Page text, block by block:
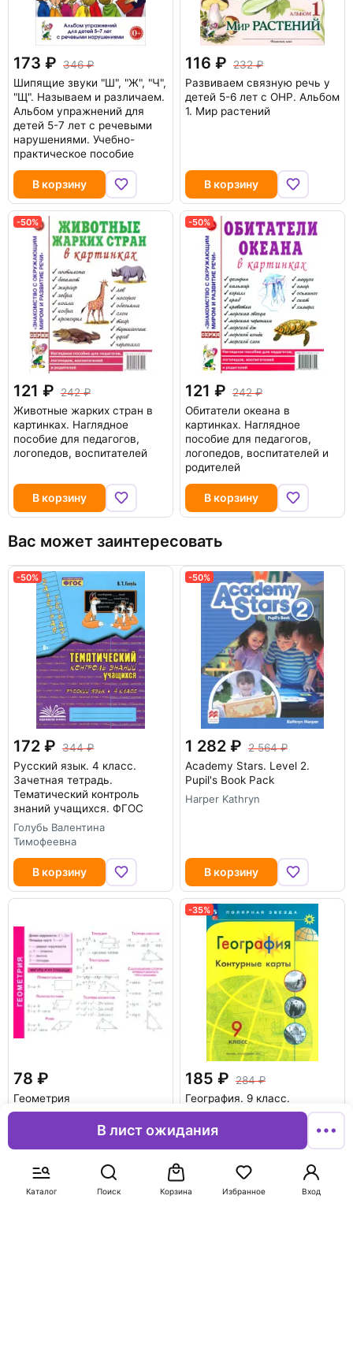
Каталог Поиск Вход
Избранное
Корзина
В лист ожидания
173
346
Шипящие звуки "Ш", "Ж", "Ч",
"Щ". Называем и различаем.
Альбом упражнений для
детей 5-7 лет с речевыми
нарушениями. Учебно-
практическое пособие
В корзину
116
232
Развиваем связную речь у
детей 5-6 лет с ОНР. Альбом
1. Мир растений
В корзину
-50%
121
242
Животные жарких стран в
картинках. Наглядное
пособие для педагогов,
логопедов, воспитателей
В корзину
-50%
121
242
Обитатели океана в
картинках. Наглядное
пособие для педагогов,
логопедов, воспитателей и
родителей
В корзину
Вас может заинтересовать
-50%
172
344
Русский язык. 4 класс.
Зачетная тетрадь.
Тематический контроль
знаний учащихся. ФГОС
Голубь Валентина
Тимофеевна
В корзину
-50%
1 282
2 564
Academy Stars. Level 2.
Pupil's Book Pack
Harper Kathryn
В корзину
78
Геометрия
-35%
185
284
География. 9 класс.
Контурные карты. ФГОС
Матвеев А. В.